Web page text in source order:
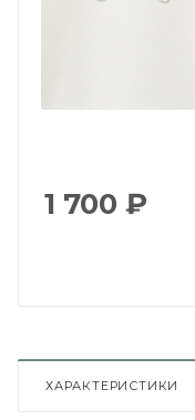
1 700 ₽
ХАРАКТЕРИСТИКИ